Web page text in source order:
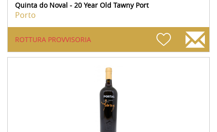
Quinta do Noval - 20 Year Old Tawny Port
Porto
ROTTURA PROVVISORIA